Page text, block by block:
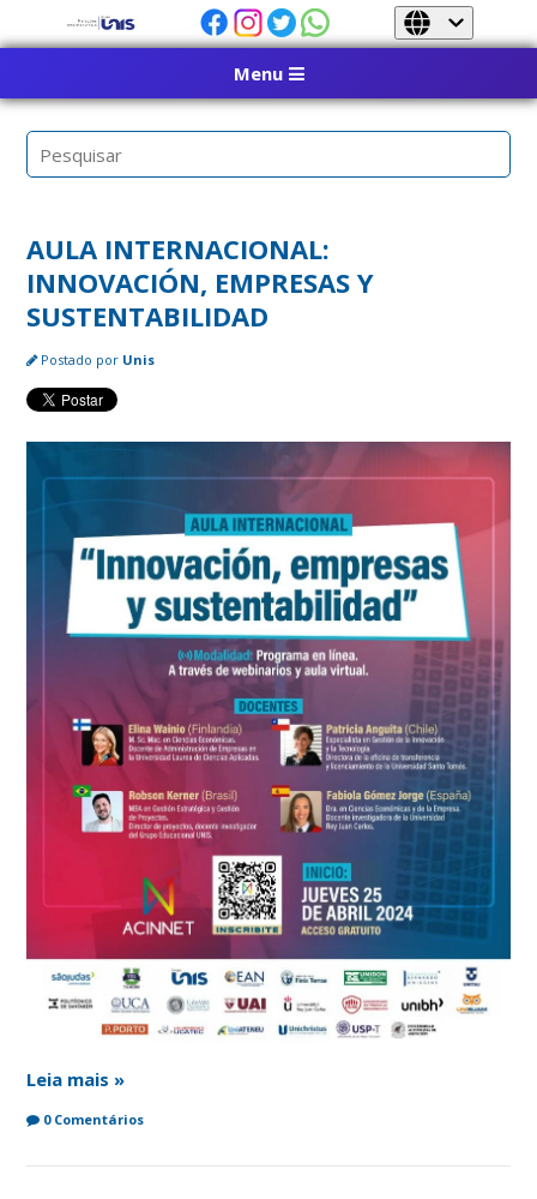
Menu
AULA INTERNACIONAL:
INNOVACIÓN, EMPRESAS Y
SUSTENTABILIDAD
Postado por Unis
Leia mais »
0 Comentários